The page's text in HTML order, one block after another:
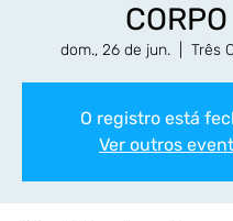
CORPO
dom., 26 de jun.
  |
Três
O registro está
Ver outros